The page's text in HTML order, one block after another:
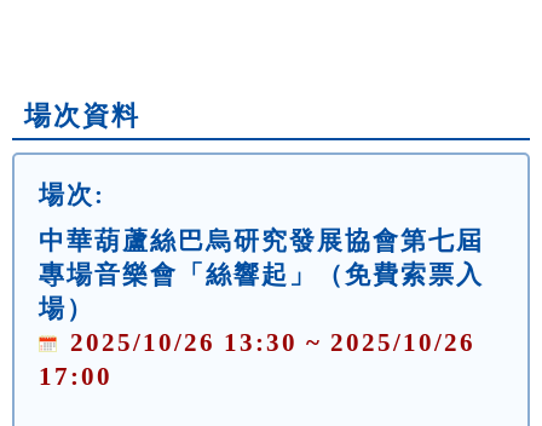
場次資料
場次:
中華葫蘆絲巴烏研究發展協會第七屆
專場音樂會「絲響起」（免費索票入
場）
2025/10/26 13:30 ~ 2025/10/26
17:00